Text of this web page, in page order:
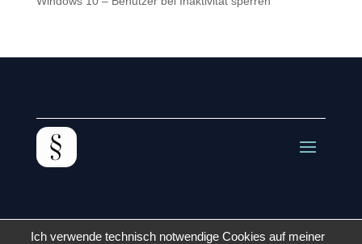
Ich verwende technisch notwendige Cookies auf meiner